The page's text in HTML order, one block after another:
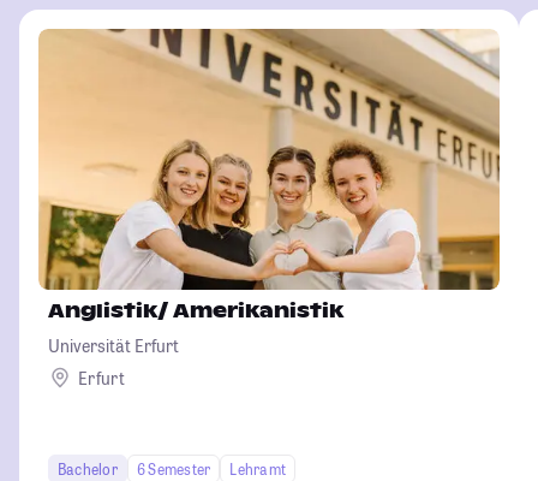
Anglistik/ Amerikanistik
Universität Erfurt
Erfurt
Bachelor 6 Semester
Lehramt